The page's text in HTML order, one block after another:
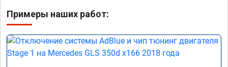
Примеры наших работ: